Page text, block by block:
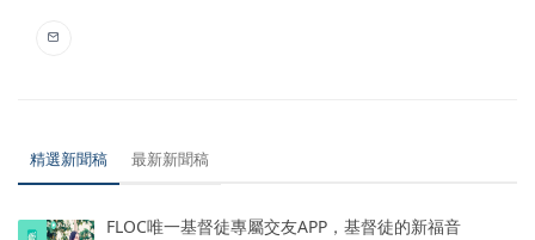
精選新聞稿 最新新聞稿
FLOC唯一基督徒專屬交友APP，基督徒的新福音